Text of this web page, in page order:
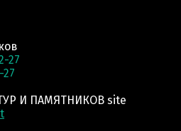
27
27
И ПАМЯТНИКОВ site